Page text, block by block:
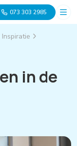
073 303 2985
in de